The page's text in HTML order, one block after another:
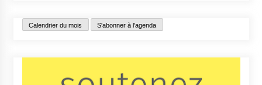
Calendrier du mois S'abonner à l'agenda